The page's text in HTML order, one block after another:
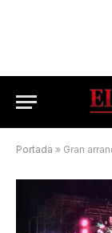
Portada » Gran arranque